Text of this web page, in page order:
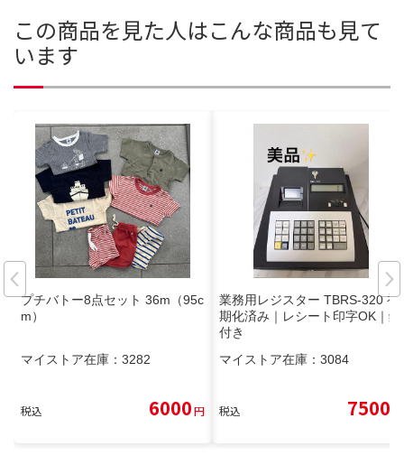
この商品を見た人はこんな商品も見て
います
プチバトー8点セット 36m（95c
m）
マイストア在庫： 3282
税込 6000円
業務用レジスター TBRS-320 初
期化済み｜レシート印字OK｜鍵
付き
マイストア在庫： 3084
税込 7500